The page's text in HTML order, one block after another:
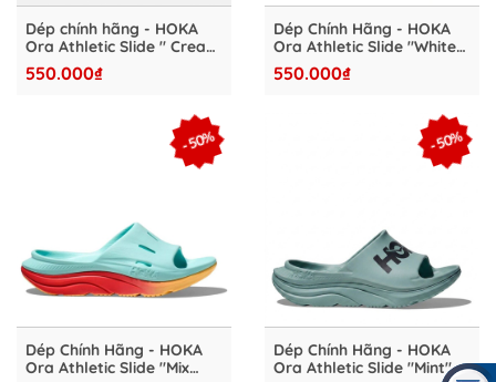
Dép chính hãng - HOKA
Ora Athletic Slide " Cream
White" - HKA4827-21
550.000₫
Dép Chính Hãng - HOKA
Ora Athletic Slide "White"
- HKA4827-20
550.000₫
- 50%
Dép Chính Hãng - HOKA
Ora Athletic Slide "Mix
- 50%
Dép Chính Hãng - HOKA
Ora Athletic Slide "Mint" -